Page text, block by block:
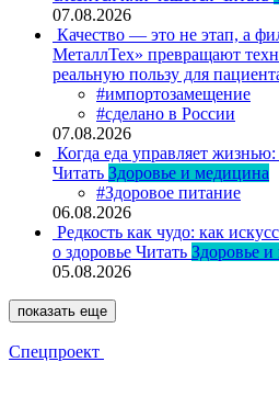
07.08.2026
Качество — это не этап, а
МеталлТех» превращают
реальную пользу для
#импортозамещение
#сделано в России
07.08.2026
Когда еда управляет
Читать Здоровье и медицина
#Здоровое питание
06.08.2026
Редкость как чудо: как
о здоровье Читать Здоровье
05.08.2026
показать еще
Спецпроект